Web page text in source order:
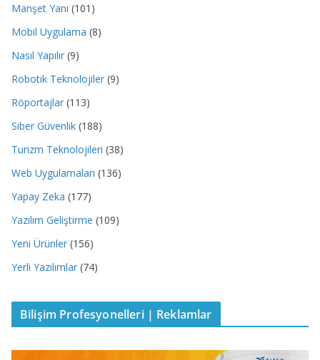
Manşet Yanı (101)
Mobil Uygulama (8)
Nasıl Yapılır (9)
Robotik Teknolojiler (9)
Röportajlar (113)
Siber Güvenlik (188)
Turizm Teknolojileri (38)
Web Uygulamaları (136)
Yapay Zeka (177)
Yazılım Geliştirme (109)
Yeni Ürünler (156)
Yerli Yazılımlar (74)
Bilişim Profesyonelleri | Reklamlar